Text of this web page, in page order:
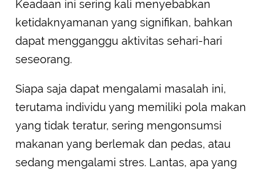
Keadaan ini sering kali menyebabkan
ketidaknyamanan yang signifikan, bahkan
dapat mengganggu aktivitas sehari-hari
seseorang.
Siapa saja dapat mengalami masalah ini,
terutama individu yang memiliki pola makan
yang tidak teratur, sering mengonsumsi
makanan yang berlemak dan pedas, atau
sedang mengalami stres. Lantas, apa yang